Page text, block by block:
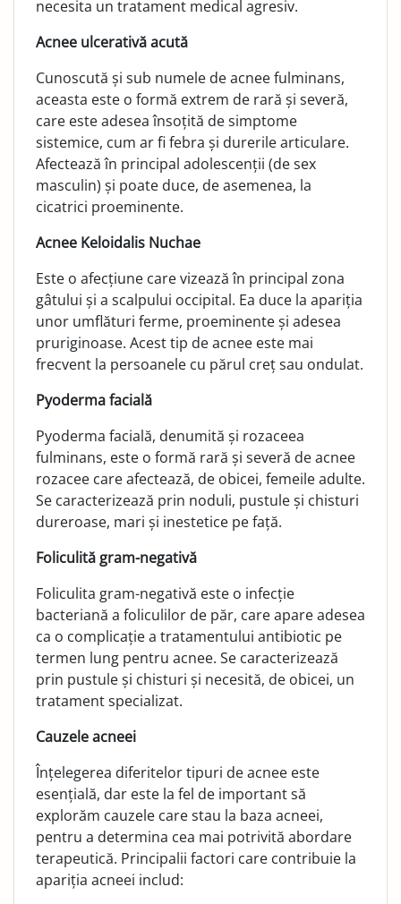
necesita un tratament medical agresiv.
Acnee ulcerativă acută
Cunoscută și sub numele de acnee fulminans,
aceasta este o formă extrem de rară și severă,
care este adesea însoțită de simptome
sistemice, cum ar fi febra și durerile articulare.
Afectează în principal adolescenții (de sex
masculin) și poate duce, de asemenea, la
cicatrici proeminente.
Acnee Keloidalis Nuchae
Este o afecțiune care vizează în principal zona
gâtului și a scalpului occipital. Ea duce la apariția
unor umflături ferme, proeminente și adesea
pruriginoase. Acest tip de acnee este mai
frecvent la persoanele cu părul creț sau ondulat.
Pyoderma facială
Pyoderma facială, denumită și rozaceea
fulminans, este o formă rară și severă de acnee
rozacee care afectează, de obicei, femeile adulte.
Se caracterizează prin noduli, pustule și chisturi
dureroase, mari și inestetice pe față.
Foliculită gram-negativă
Foliculita gram-negativă este o infecție
bacteriană a foliculilor de păr, care apare adesea
ca o complicație a tratamentului antibiotic pe
termen lung pentru acnee. Se caracterizează
prin pustule și chisturi și necesită, de obicei, un
tratament specializat.
Cauzele acneei
Înțelegerea diferitelor tipuri de acnee este
esențială, dar este la fel de important să
explorăm cauzele care stau la baza acneei,
pentru a determina cea mai potrivită abordare
terapeutică. Principalii factori care contribuie la
apariția acneei includ: